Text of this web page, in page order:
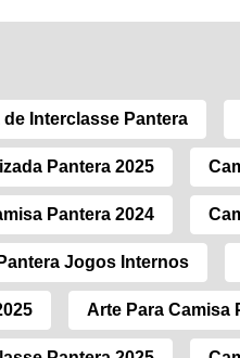
Interclasse Pantera
Pantera 2025
Pantera 2024
Jogos Internos
Arte Para Camisa